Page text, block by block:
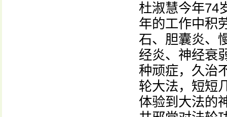
杜淑慧今年74
年的工作中积
石、胆囊炎、
经炎、神经衰
种顽症，久治
轮大法，短短
体验到大法的